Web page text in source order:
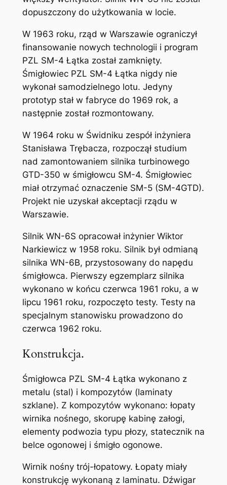
dopuszczony do użytkowania w locie.
W 1963 roku, rząd w Warszawie ograniczył
finansowanie nowych technologii i program
PZL SM-4 Łątka został zamknięty.
Śmigłowiec PZL SM-4 Łątka nigdy nie
wykonał samodzielnego lotu. Jedyny
prototyp stał w fabryce do 1969 rok, a
następnie został rozmontowany.
W 1964 roku w Świdniku zespół inżyniera
Stanisława Trębacza, rozpoczął studium
nad zamontowaniem silnika turbinowego
GTD-350 w śmigłowcu SM-4. Śmigłowiec
miał otrzymać oznaczenie SM-5 (SM-4GTD).
Projekt nie uzyskał akceptacji rządu w
Warszawie.
Silnik WN-6S opracował inżynier Wiktor
Narkiewicz w 1958 roku. Silnik był odmianą
silnika WN-6B, przystosowany do napędu
śmigłowca. Pierwszy egzemplarz silnika
wykonano w końcu czerwca 1961 roku, a w
lipcu 1961 roku, rozpoczęto testy. Testy na
specjalnym stanowisku prowadzono do
czerwca 1962 roku.
Konstrukcja.
Śmigłowca PZL SM-4 Łątka wykonano z
metalu (stal) i kompozytów (laminaty
szklane). Z kompozytów wykonano: łopaty
wirnika nośnego, skorupę kabinę załogi,
elementy podwozia typu płozy, statecznik na
belce ogonowej i śmigło ogonowe.
Wirnik nośny trój-łopatowy. Łopaty miały
konstrukcję wykonaną z laminatu. Dźwigar